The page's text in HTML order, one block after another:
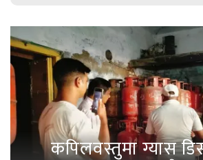
कपिलवस्तुमा ग्यास